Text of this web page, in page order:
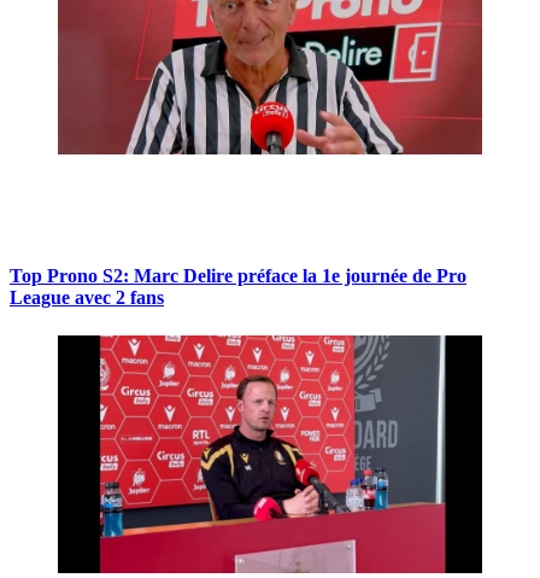
Top Prono S2: Marc Delire préface la 1e journée de Pro
League avec 2 fans